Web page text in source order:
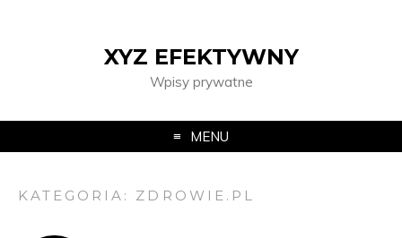
XYZ EFEKTYWNY
Wpisy prywatne
MENU
KATEGORIA: ZDROWIE.PL